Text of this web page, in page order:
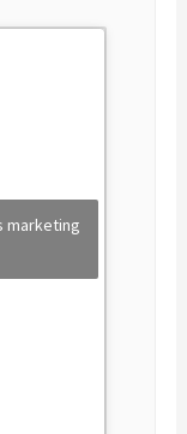
marketing